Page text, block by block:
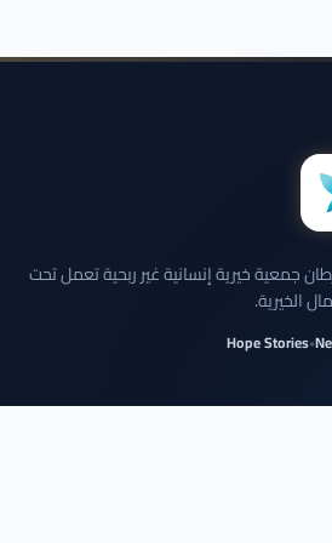
جمعية خيرية إنسانية غير ربحية تعمل تحت
الخيرية.
•
Hope Stories